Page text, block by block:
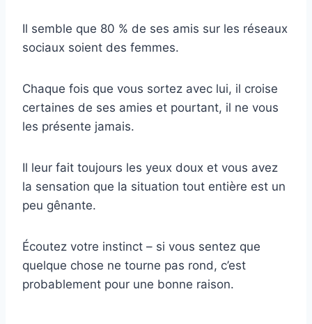
Il semble que 80 % de ses amis sur les réseaux
sociaux soient des femmes.
Chaque fois que vous sortez avec lui, il croise
certaines de ses amies et pourtant, il ne vous
les présente jamais.
Il leur fait toujours les yeux doux et vous avez
la sensation que la situation tout entière est un
peu gênante.
Écoutez votre instinct – si vous sentez que
quelque chose ne tourne pas rond, c’est
probablement pour une bonne raison.